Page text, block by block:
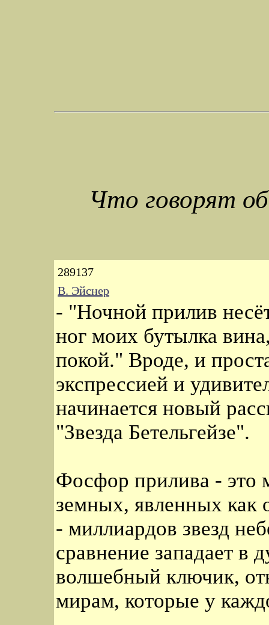
Что говорят
289137
В. Эйснер
- "Ночной прилив
ног моих бутылка
покой." Вроде, и
экспрессией и
начинается новый
"Звезда Бетельгейзе".
Фосфор прилива - это
земных, явленных как
- миллиардов звезд
сравнение западает в
волшебный ключик,
мирам, которые у